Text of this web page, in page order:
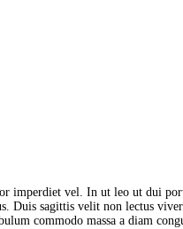
imperdiet vel. In ut leo ut dui
Duis sagittis velit non lectus
commodo massa a diam